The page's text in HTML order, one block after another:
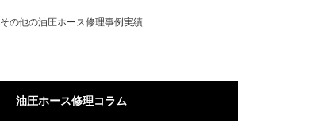
その他の油圧ホース修理事例実績
油圧ホース修理コラム